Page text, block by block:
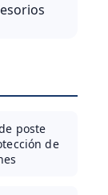
poste
de